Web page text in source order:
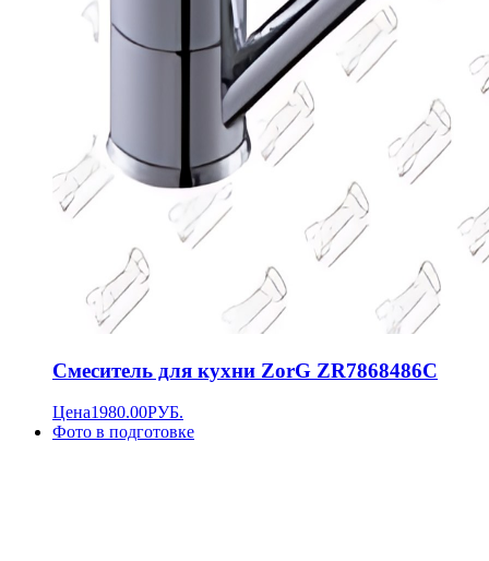
Смеситель для кухни ZorG ZR7868486C
Цена1980.00РУБ.
Фото в подготовке